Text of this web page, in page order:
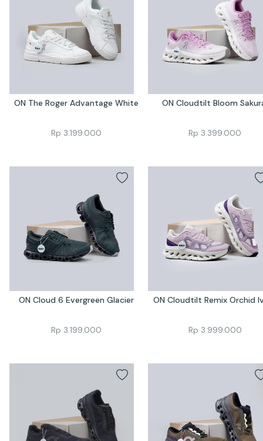
ON The Roger Advantage White
Rp 3.199.000
ON Cloudtilt Bloom
Rp 3.399.000
ON Cloud 6 Evergreen Glacier
Rp 3.199.000
ON Cloudtilt Remix Orchid
Rp 3.999.000